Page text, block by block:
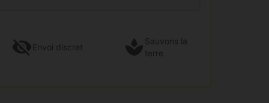
Envoi discret
Sauvons la
terre